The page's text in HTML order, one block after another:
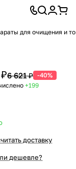
для очищения и
6 621 ₽ -40%
+199
доставку
дешевле?